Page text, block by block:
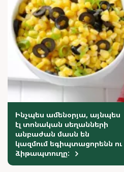
Ինչպես ամենօրյա, այնպես
էլ տոնական սեղանների
անբաժան մասն են
կազմում եգիպտացորենն ու
ձիթապտուղը: